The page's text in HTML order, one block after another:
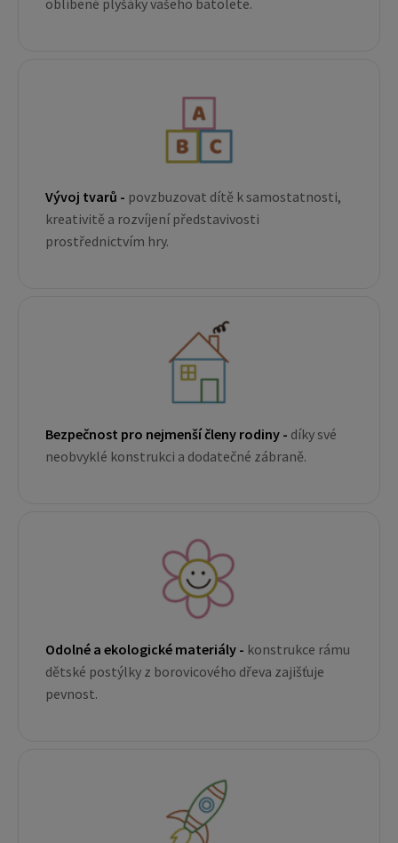
oblíbené plyšáky vašeho batolete.
Vývoj tvarů - povzbuzovat dítě k samostatnosti,
kreativitě a rozvíjení představivosti
prostřednictvím hry.
Bezpečnost pro nejmenší členy rodiny - díky své
neobvyklé konstrukci a dodatečné zábraně.
Odolné a ekologické materiály - konstrukce rámu
dětské postýlky z borovicového dřeva zajišťuje
pevnost.